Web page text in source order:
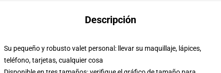
Descripción
Su pequeño y robusto valet personal: llevar su maquillaje, lápices,
teléfono, tarjetas, cualquier cosa